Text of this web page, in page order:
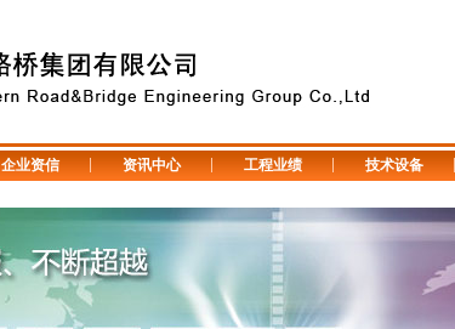
企业资信 资讯中心 工程业绩 技术设备